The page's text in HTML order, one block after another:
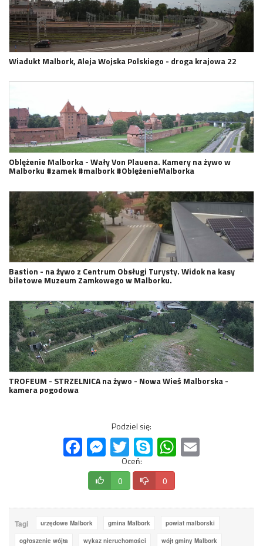
Wiadukt Malbork, Aleja Wojska Polskiego - droga krajowa 22
Oblężenie Malborka - Wały Von Plauena. Kamery na żywo w
Malborku #zamek #malbork #OblężenieMalborka
Bastion - na żywo z Centrum Obsługi Turysty. Widok na kasy
biletowe Muzeum Zamkowego w Malborku.
TROFEUM - STRZELNICA na żywo - Nowa Wieś Malborska -
kamera pogodowa
Podziel się:
FacebookMessenger
Twitter Skype WhatsApp
Oceń:
0 0
Tagi urzędowe Malbork gmina Malbork powiat malborski
ogłoszenie wójta wykaz nieruchomości wójt gminy Malbork